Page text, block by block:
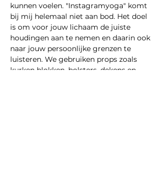
kunnen voelen. "Instagramyoga" komt
bij mij helemaal niet aan bod. Het doel
is om voor jouw lichaam de juiste
houdingen aan te nemen en daarin ook
naar jouw persoonlijke grenzen te
luisteren. We gebruiken props zoals
kurken blokken, bolsters, dekens en